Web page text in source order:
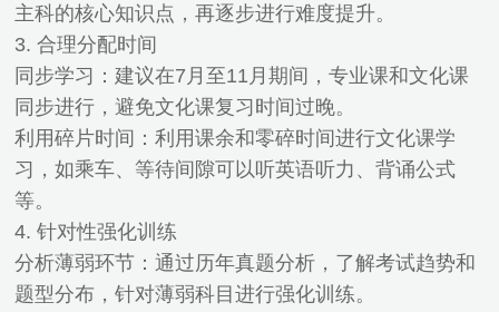
主科的核心知识点，再逐步进行难度提升。
3. 合理分配时间
同步学习：建议在7月至11月期间，专业课和文化课
同步进行，避免文化课复习时间过晚。
利用碎片时间：利用课余和零碎时间进行文化课学
习，如乘车、等待间隙可以听英语听力、背诵公式
等。
4. 针对性强化训练
分析薄弱环节：通过历年真题分析，了解考试趋势和
题型分布，针对薄弱科目进行强化训练。